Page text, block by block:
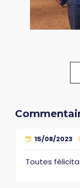
15/08/2023
Toutes